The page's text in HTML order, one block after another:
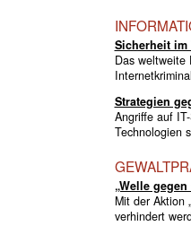
Sicherheit im
Das weltweite
Strategien
Angriffe auf
Technologien
„Welle gegen
Mit der Aktion
verhindert